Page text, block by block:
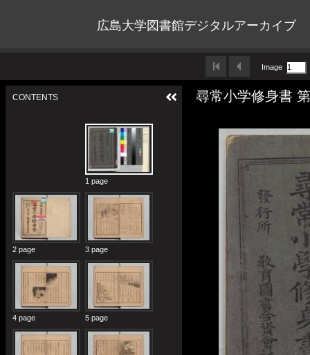
広島大学図書館デジタルアーカイブ